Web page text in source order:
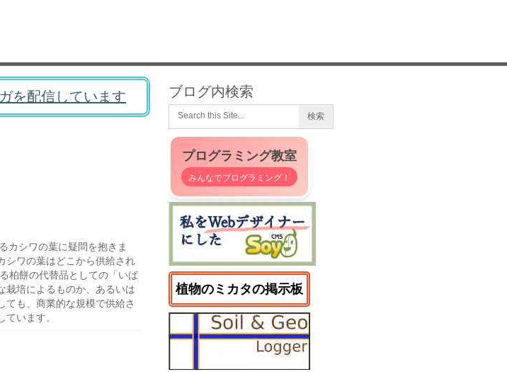
を配信しています
カシワの葉に疑問を抱きま
シワの葉はどこから供給され
柏餅の代替品としての「いば
栽培によるものか、あるいは
ても、商業的な規模で供給さ
います。
ブログ内検索
プログラミング教室
みんなでプログラミング！
植物のミカタの掲示板